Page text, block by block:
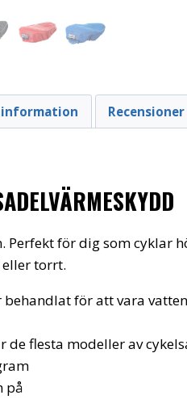
Perfekt för dig som
torrt.
för att vara
de flesta modeller av
på